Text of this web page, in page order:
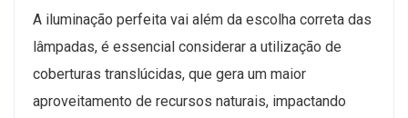
A iluminação perfeita vai além da escolha correta das
lâmpadas, é essencial considerar a utilização de
coberturas translúcidas, que gera um maior
aproveitamento de recursos naturais, impactando